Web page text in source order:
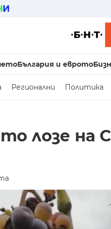
България и еврото
Регионални Политика
лозе на